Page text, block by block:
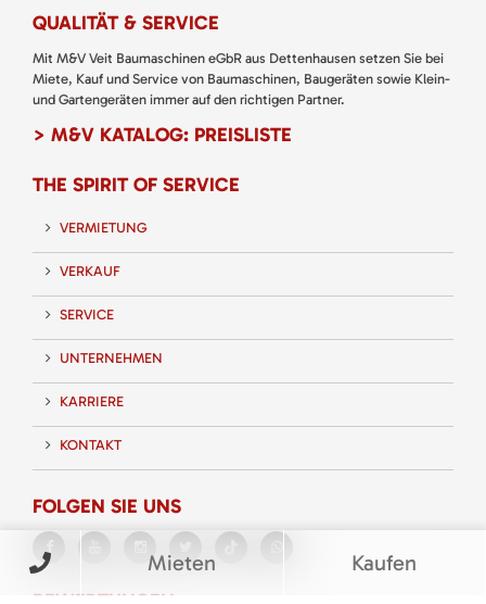
QUALITÄT & SERVICE
Mit M&V Veit Baumaschinen eGbR aus Dettenhausen setzen Sie bei
Miete, Kauf und Service von Baumaschinen, Baugeräten sowie Klein-
und Gartengeräten immer auf den richtigen Partner.
> M&V KATALOG: PREISLISTE
THE SPIRIT OF SERVICE
VERMIETUNG
VERKAUF
SERVICE
UNTERNEHMEN
KARRIERE
KONTAKT
FOLGEN SIE UNS
Mieten Kaufen